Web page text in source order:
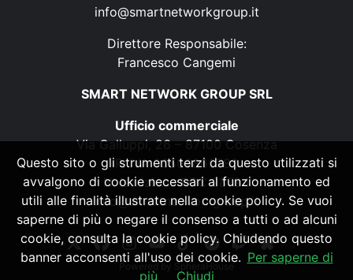
info@smartnetworkgroup.it
Direttore Responsabile:
Francesco Cangemi
SMART NETWORK GROUP SRL
Ufficio commerciale
Via Galluppi, 26 – 87100 Cosenza
P. IVA 03500860782
N. iscrizione ROC 28794
info@smartnetworkgroup.it
Powered by SpheraHouse
Questo sito o gli strumenti terzi da questo utilizzati si
avvalgono di cookie necessari al funzionamento ed
utili alle finalità illustrate nella cookie policy. Se vuoi
saperne di più o negare il consenso a tutti o ad alcuni
cookie, consulta la cookie policy. Chiudendo questo
banner acconsenti all'uso dei cookie. Per saperne di
più
Chiudi